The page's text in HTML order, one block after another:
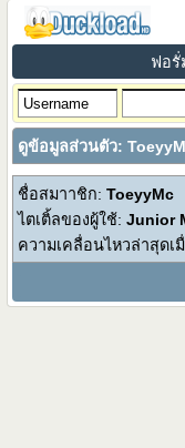
ฟอรั่
ดูข้อมูลส่วนตัว:
ชื่อสมาาชิก:ToeyyMc
ไตเติ้ลของผู้ใช้:Junior
ความเคลื่อนไหวล่าสุดเ